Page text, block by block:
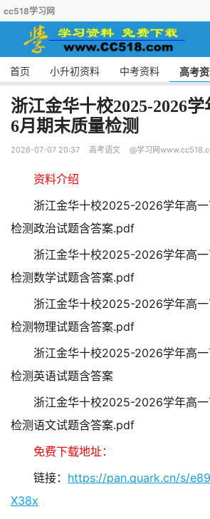
cc518学习网
首页 小升初资料 中考资料 高考
浙江金华十校2025-2026
6月期末质量检测
2026-07-07 20:37 高考语文 @学习网
资料介绍
浙江金华十校2025-2026学年高
检测政治试题含答案.pdf
浙江金华十校2025-2026学年高
检测数学试题含答案.pdf
浙江金华十校2025-2026学年高
检测物理试题含答案.pdf
浙江金华十校2025-2026学年高
检测英语试题含答案
浙江金华十校2025-2026学年高
检测语文试题含答案.pdf
免费下载地址：
链接： https://pan.quark.cn/s/
X38x